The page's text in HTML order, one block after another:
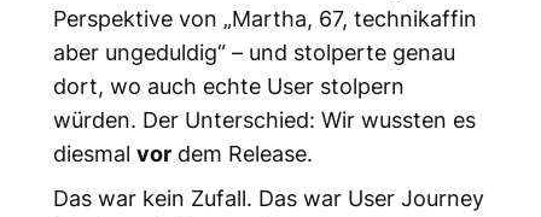
Perspektive von „Martha, 67, technikaffin
aber ungeduldig“ – und stolperte genau
dort, wo auch echte User stolpern
würden. Der Unterschied: Wir wussten es
diesmal vordem Release.
Das war kein Zufall. Das war User Journey